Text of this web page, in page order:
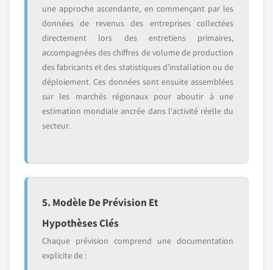
une approche ascendante, en commençant par les
données de revenus des entreprises collectées
directement lors des entretiens primaires,
accompagnées des chiffres de volume de production
des fabricants et des statistiques d'installation ou de
déploiement. Ces données sont ensuite assemblées
sur les marchés régionaux pour aboutir à une
estimation mondiale ancrée dans l'activité réelle du
secteur.
5. Modèle De Prévision Et
Hypothèses Clés
Chaque prévision comprend une documentation
explicite de :